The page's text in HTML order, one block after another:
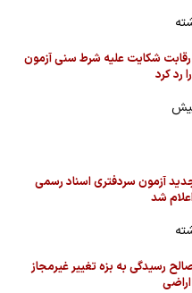
شکایت علیه شرط سنی آزمون
رد کرد
آزمون سردفتری اسناد رسمی
رسیدگی به بزه تغییر غیرمجاز